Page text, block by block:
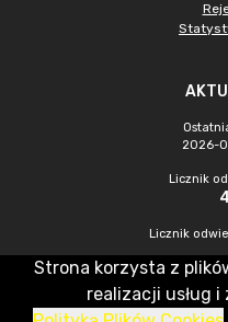
2026-
Licznik
Licznik
CMS & Hosting: Nefeni Sp. z o.o.
Strona korzysta z
realizacji usług i